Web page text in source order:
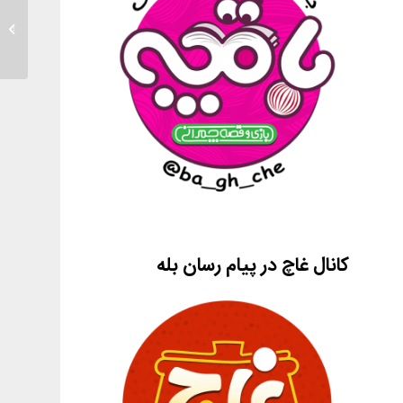
کانال غاچ در پیام رسان بله
قصه